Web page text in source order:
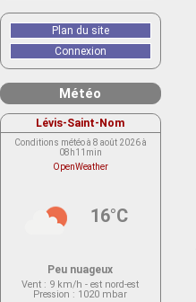
Plan du site
Connexion
Météo
Lévis-Saint-Nom
Conditions météo à 8 août 2026 à
08h11min
OpenWeather
16°C
Peu nuageux
Vent : 9 km/h - est nord-est
Pression : 1020 mbar